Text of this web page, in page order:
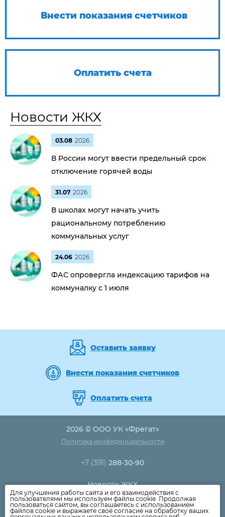
Внести показания счетчиков
Оплатить счета
Новости ЖКХ
03.08 2026
В России могут ввести предельный срок
отключение горячей воды
31.07 2026
В школах могут начать учить
рациональному потреблению
коммунальных услуг
24.06 2026
ФАС опровергла индексацию тарифов на
коммуналку с 1 июля
Оставить заявку
Внести показания счетчиков
Оплатить счета
2026 © ООО УК «Фрегат»
Политика конфиденциальности
+7 (391) 288-30-90
Новости ЖКХ
Новости компании
Как оплатить
Для улучшения работы сайта и его взаимодействия с
пользователями мы используем файлы cookie. Продолжая
пользоваться сайтом, вы соглашаетесь с использованием
файлов cookie и выражаете своё согласие на обработку ваших